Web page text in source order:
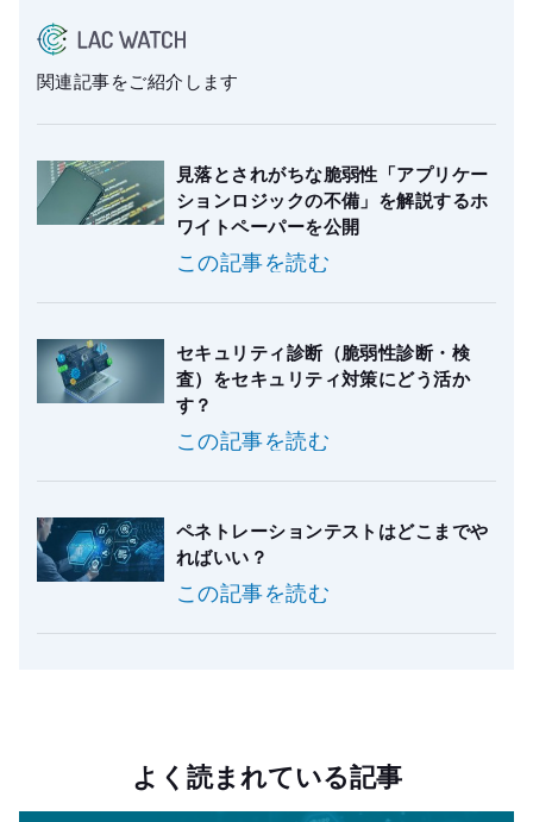
関連記事をご紹介します
見落とされがちな脆弱性「アプリケー
ションロジックの不備」を解説するホ
ワイトペーパーを公開
この記事を読む
セキュリティ診断（脆弱性診断・検
査）をセキュリティ対策にどう活か
す？
この記事を読む
ペネトレーションテストはどこまでや
ればいい？
この記事を読む
よく読まれている記事